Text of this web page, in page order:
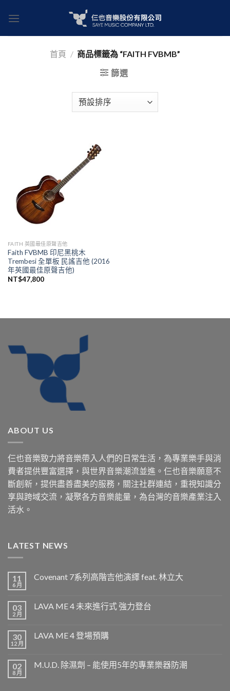
首頁 / 商品標籤為 “FAITH FVBMB”
篩選
FAITH 英國最佳原聲吉他
Faith FVBMB 印尼黑桃木
Trembesi 全單板 民謠吉他 (2016
年英國最佳原聲吉他)
NT$47,800
ABOUT US
仨也音樂致力將音樂帶入人們的日常生活，為專業樂手與消
費者提供豐富選擇，與世界音樂潮流並進。仨也音樂願意不
斷創新，提供盡善盡美的服務，關注社群連結，重視知識分
享與跨域交流，凝聚各方音樂能量，為台灣的音樂產業注入
活水。
LATEST NEWS
11
6 月
Covenant 7系列高階吉他演繹 feat. 林立大
03
2 月
LAVA ME 4 未來進行式 強力登台
30
12 月
LAVA ME 4 登場預購
02
8 月
M.U.D. 除濕劑 – 能使用5年的專業樂器防潮